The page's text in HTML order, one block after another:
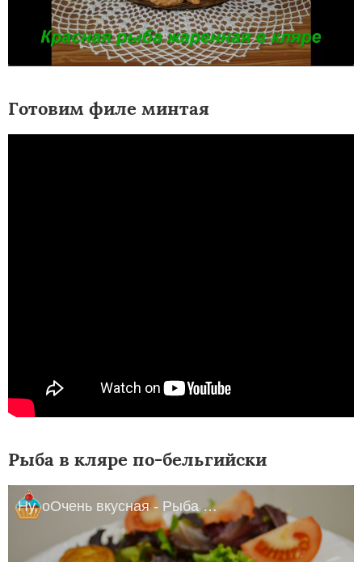
Готовим филе минтая
Рыба в кляре по-бельгийски
Ну, оОчень вкусная - Рыба в кляре по-бельгийски!